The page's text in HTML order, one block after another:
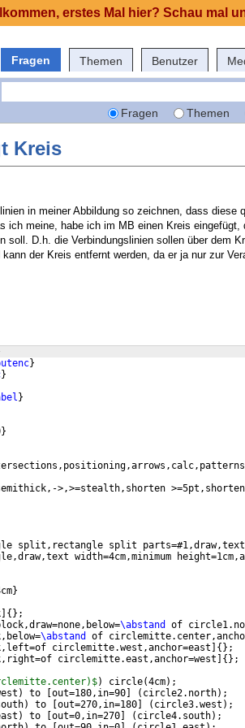
Fragen Themen Benutzer
Fragen Themen
Kreis
in meiner Abbildung so zeichnen, dass diese
ich meine, habe ich im MB einen Kreis eingefügt,
soll. D.h. die Verbindungslinien sollen über dem
der Kreis entfernt werden, da er ja nur zur
}
}
}
}
>,>=stealth,shorten
split,rectangle split parts=#1,draw,text
width=4cm,minimum
}
{ } ;
\abstand of
\abstand of
circlemitte.west,anchor=east { } ;
circlemitte.east,anchor=west { } ;
) circle(4cm) ;
) to out=180,in=90 ( circle2.north) ;
) to out=270,in=180 ( circle3.west ) ;
) to out=0,in=270 ( circle4.south) ;
erstes Mal hier? Schau mal